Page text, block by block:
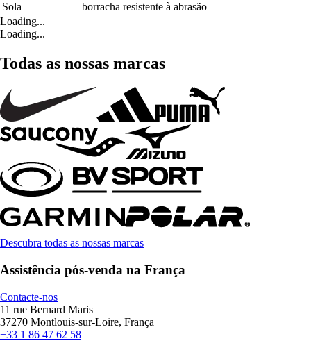
Sola
borracha resistente à abrasão
Loading...
Loading...
Todas as nossas marcas
Descubra todas as nossas marcas
Assistência pós-venda na França
Contacte-nos
11 rue Bernard Maris
37270 Montlouis-sur-Loire, França
+33 1 86 47 62 58